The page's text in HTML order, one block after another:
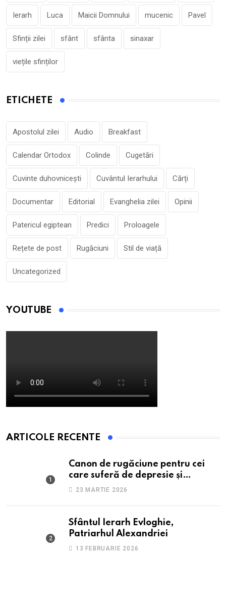
Ierarh Luca Maicii Domnului mucenic Pavel
Sfinții zilei sfânt sfânta sinaxar
viețile sfinților
ETICHETE
Apostolul zilei Audio Breakfast
Calendar Ortodox Colinde Cugetări
Cuvinte duhovnicești Cuvântul Ierarhului Cărți
Documentar Editorial Evanghelia zilei Opinii
Patericul egiptean Predici Proloagele
Rețete de post Rugăciuni Stil de viață
Uncategorized
YOUTUBE
ARTICOLE RECENTE
Canon de rugăciune pentru cei
care suferă de depresie și
anxietate
23 MARTIE 2026
Sfântul Ierarh Evloghie,
Patriarhul Alexandriei
13 FEBRUARIE 2026